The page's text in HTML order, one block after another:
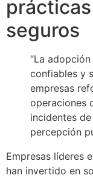
seguros
“La
confiables y
empresas
operaciones
incidentes
percepción
Empresas líderes
han invertido en